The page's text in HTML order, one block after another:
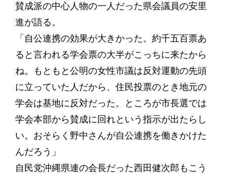
賛成派の中心人物の一人だった県会議員の安里
進が語る。
「自公連携の効果が大きかった。約千五百票あ
ると言われる学会票の大半がこっちに来たから
ね。もともと公明の女性市議は反対運動の先頭
に立っていた人だから、住民投票のとき地元の
学会は基地に反対だった。ところが市長選では
学会本部から賛成に回れという指示が出たらし
い。おそらく野中さんが自公連携を働きかけた
んだろう」
自民党沖縄県連の会長だった西田健次郎もこう